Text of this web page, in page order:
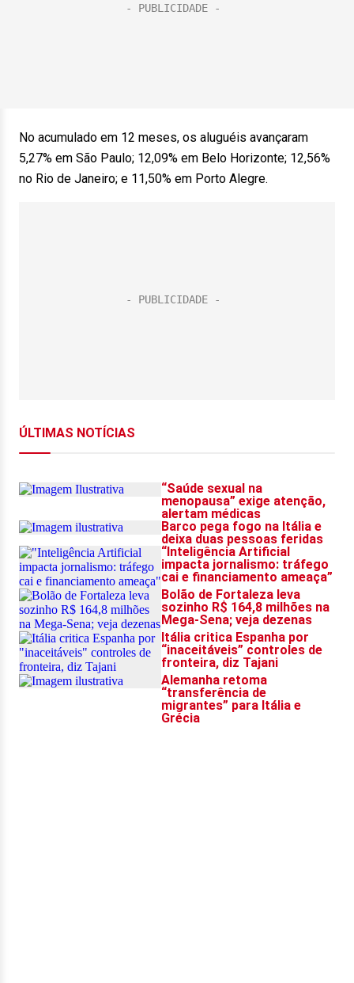
No acumulado em 12 meses, os aluguéis avançaram
5,27% em São Paulo; 12,09% em Belo Horizonte; 12,56%
no Rio de Janeiro; e 11,50% em Porto Alegre.